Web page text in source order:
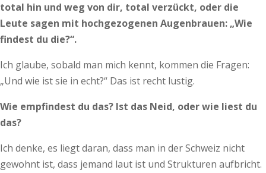
total hin und weg von dir, total verzückt, oder die
Leute sagen mit hochgezogenen Augenbrauen: „Wie
findest du die?“.
Ich glaube, sobald man mich kennt, kommen die Fragen:
„Und wie ist sie in echt?“ Das ist recht lustig.
Wie empfindest du das? Ist das Neid, oder wie liest du
das?
Ich denke, es liegt daran, dass man in der Schweiz nicht
gewohnt ist, dass jemand laut ist und Strukturen aufbricht.